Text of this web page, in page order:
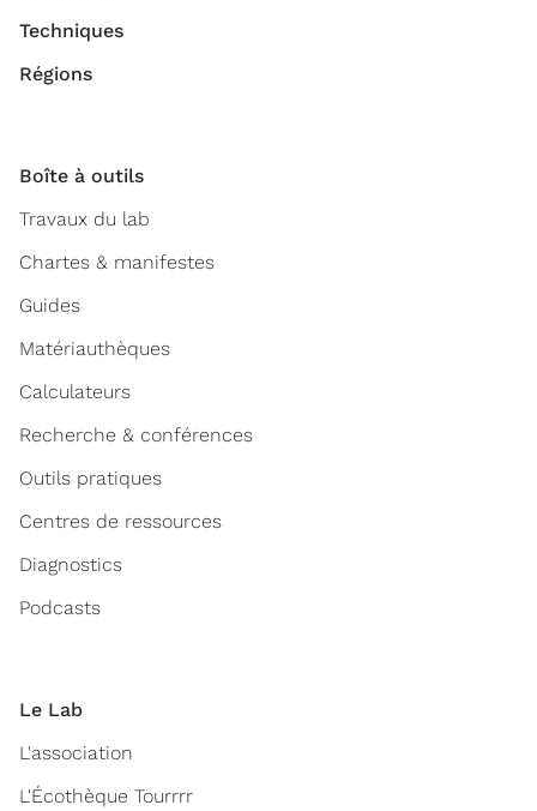
Techniques
Régions
Boîte à outils
Travaux du lab
Chartes & manifestes
Guides
Matériauthèques
Calculateurs
Recherche & conférences
Outils pratiques
Centres de ressources
Diagnostics
Podcasts
Le Lab
L'association
L'Écothèque Tourrrr